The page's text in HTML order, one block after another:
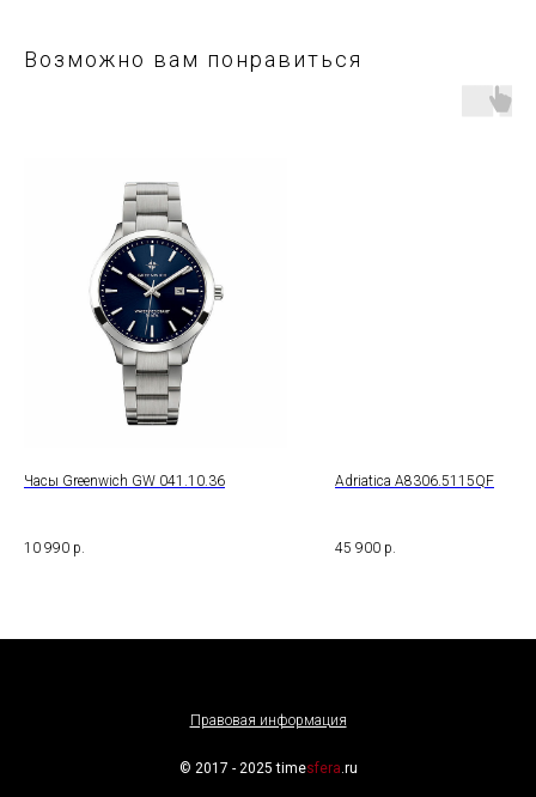
Возможно вам понравиться
Часы Greenwich GW 041.10.36
10 990 р.
Adriatica A8306.5115QF
45 900 р.
Правовая информация
© 2017 - 2025 timesfera.ru